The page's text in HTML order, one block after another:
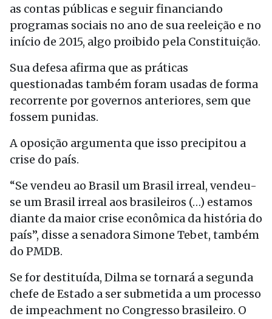
as contas públicas e seguir financiando
programas sociais no ano de sua reeleição e no
início de 2015, algo proibido pela Constituição.
Sua defesa afirma que as práticas
questionadas também foram usadas de forma
recorrente por governos anteriores, sem que
fossem punidas.
A oposição argumenta que isso precipitou a
crise do país.
“Se vendeu ao Brasil um Brasil irreal, vendeu-
se um Brasil irreal aos brasileiros (…) estamos
diante da maior crise econômica da história do
país”, disse a senadora Simone Tebet, também
do PMDB.
Se for destituída, Dilma se tornará a segunda
chefe de Estado a ser submetida a um processo
de impeachment no Congresso brasileiro. O